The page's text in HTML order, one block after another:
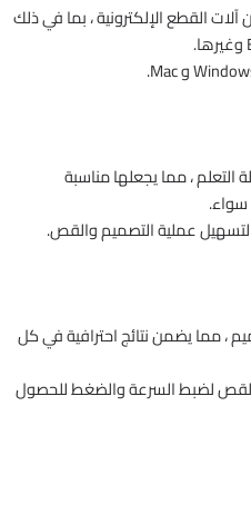
القطع الإلكترونية ، بما في ذلك
، مما يجعلها مناسبة
سواء.
عملية التصميم والقص.
، مما يضمن نتائج احترافية في كل
لضبط السرعة والضغط للحصول